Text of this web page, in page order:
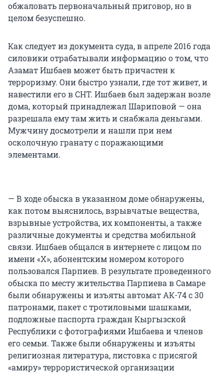
обжаловать первоначальный приговор, но в
целом безуспешно.
Как следует из документа суда, в апреле 2016 года
силовики отрабатывали информацию о том, что
Азамат Ишбаев может быть причастен к
терроризму. Они быстро узнали, где тот живет, и
навестили его в СНТ. Ишбаев был задержан возле
дома, который принадлежал Шариповой — она
разрешала ему там жить и снабжала деньгами.
Мужчину досмотрели и нашли при нем
осколочную гранату с поражающими
элементами.
— В ходе обыска в указанном доме обнаружены,
как потом выяснилось, взрывчатые вещества,
взрывные устройства, их компоненты, а также
различные документы и средства мобильной
связи. Ишбаев общался в интернете с лицом по
имени «Х», абонентским номером которого
пользовался Парпиев. В результате проведенного
обыска по месту жительства Парпиева в Самаре
были обнаружены и изъяты автомат АК-74 с 30
патронами, пакет с тротиловыми шашками,
подложные паспорта граждан Кыргызской
Республики с фотографиями Ишбаева и членов
его семьи. Также были обнаружены и изъяты
религиозная литература, листовка с присягой
«амиру» террористической организации